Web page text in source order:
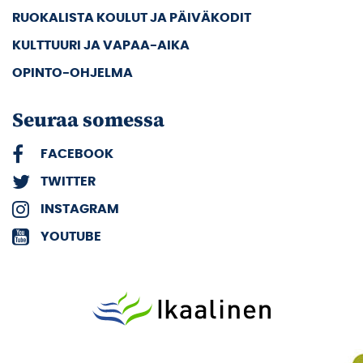
RUOKALISTA KOULUT JA PÄIVÄKODIT
KULTTUURI JA VAPAA-AIKA
OPINTO-OHJELMA
Seuraa somessa
FACEBOOK
TWITTER
INSTAGRAM
YOUTUBE